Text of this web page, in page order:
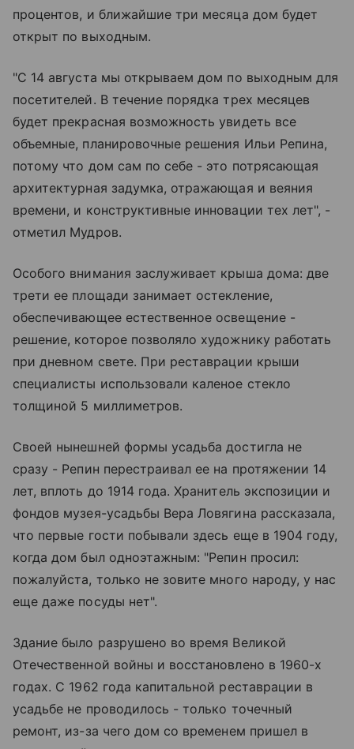
процентов, и ближайшие три месяца дом будет
открыт по выходным.
"С 14 августа мы открываем дом по выходным для
посетителей. В течение порядка трех месяцев
будет прекрасная возможность увидеть все
объемные, планировочные решения Ильи Репина,
потому что дом сам по себе - это потрясающая
архитектурная задумка, отражающая и веяния
времени, и конструктивные инновации тех лет", -
отметил Мудров.
Особого внимания заслуживает крыша дома: две
трети ее площади занимает остекление,
обеспечивающее естественное освещение -
решение, которое позволяло художнику работать
при дневном свете. При реставрации крыши
специалисты использовали каленое стекло
толщиной 5 миллиметров.
Своей нынешней формы усадьба достигла не
сразу - Репин перестраивал ее на протяжении 14
лет, вплоть до 1914 года. Хранитель экспозиции и
фондов музея-усадьбы Вера Ловягина рассказала,
что первые гости побывали здесь еще в 1904 году,
когда дом был одноэтажным: "Репин просил:
пожалуйста, только не зовите много народу, у нас
еще даже посуды нет".
Здание было разрушено во время Великой
Отечественной войны и восстановлено в 1960-х
годах. С 1962 года капитальной реставрации в
усадьбе не проводилось - только точечный
ремонт, из-за чего дом со временем пришел в